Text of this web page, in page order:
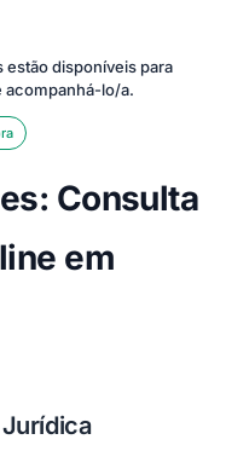
estão disponíveis para
acompanhá-lo/a.
Consulta
em